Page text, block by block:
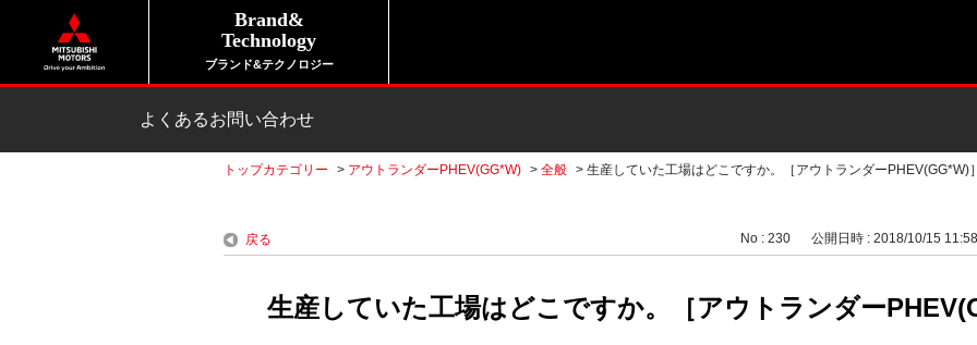
Brand&
Technology
ブランド&テクノロジー
よくあるお問い合わせ
トップカテゴリー > アウトランダーPHEV(GG*W) > 全般 > 生産していた工場はどこですか。［アウトランダーPHEV(GG*W)
戻る No : 230 公開日時 : 2018/10/15 11:58
生産していた工場はどこですか。［アウトランダー